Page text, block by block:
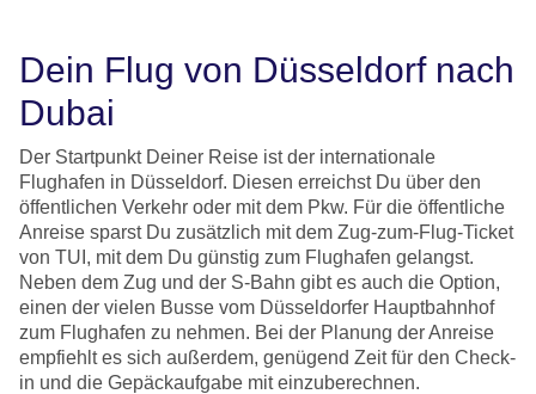
Dein Flug von Düsseldorf nach
Dubai
Der Startpunkt Deiner Reise ist der internationale
Flughafen in Düsseldorf. Diesen erreichst Du über den
öffentlichen Verkehr oder mit dem Pkw. Für die öffentliche
Anreise sparst Du zusätzlich mit dem Zug-zum-Flug-Ticket
von TUI, mit dem Du günstig zum Flughafen gelangst.
Neben dem Zug und der S-Bahn gibt es auch die Option,
einen der vielen Busse vom Düsseldorfer Hauptbahnhof
zum Flughafen zu nehmen. Bei der Planung der Anreise
empfiehlt es sich außerdem, genügend Zeit für den Check-
in und die Gepäckaufgabe mit einzuberechnen.